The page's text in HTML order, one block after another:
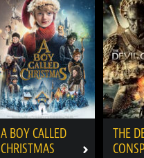
A BOY CALLED
CHRISTMAS
THE